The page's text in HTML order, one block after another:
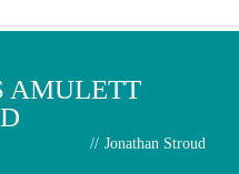
AMULETT
// Jonathan Stroud